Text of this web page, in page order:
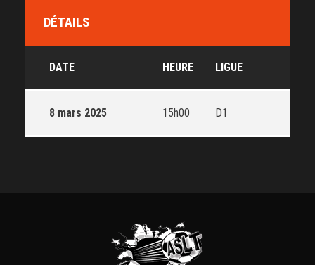
DÉTAILS
DATE HEURE LIGUE
8 mars 2025 15h00 D1